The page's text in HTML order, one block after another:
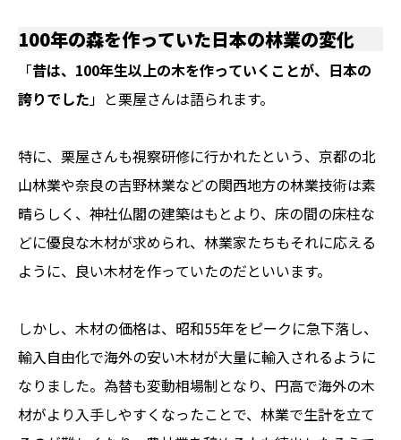
100年の森を作っていた日本の林業の変化
「昔は、100年生以上の木を作っていくことが、日本の
誇りでした 」と栗屋さんは語られます。
特に、栗屋さんも視察研修に行かれたという、京都の北
山林業や奈良の吉野林業などの関西地方の林業技術は素
晴らしく、神社仏閣の建築はもとより、床の間の床柱な
どに優良な木材が求められ、林業家たちもそれに応える
ように、良い木材を作っていたのだといいます。
しかし、木材の価格は、昭和55年をピークに急下落し、
輸入自由化で海外の安い木材が大量に輸入されるように
なりました。為替も変動相場制となり、円高で海外の木
材がより入手しやすくなったことで、林業で生計を立て